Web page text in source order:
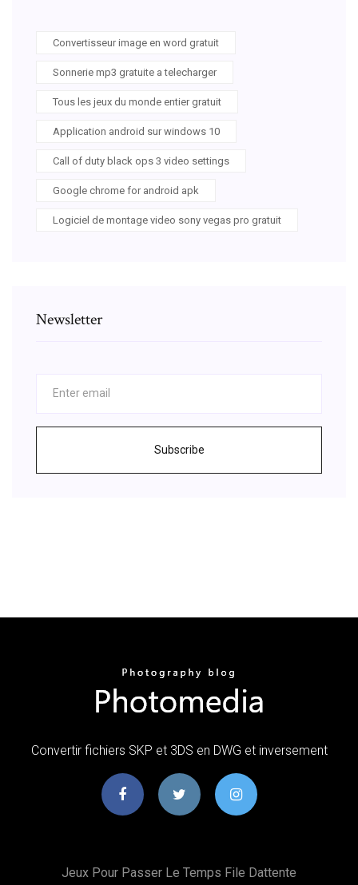
Convertisseur image en word gratuit
Sonnerie mp3 gratuite a telecharger
Tous les jeux du monde entier gratuit
Application android sur windows 10
Call of duty black ops 3 video settings
Google chrome for android apk
Logiciel de montage video sony vegas pro gratuit
Newsletter
Subscribe
Convertir fichiers SKP et 3DS en DWG et inversement
Jeux Pour Passer Le Temps File Dattente